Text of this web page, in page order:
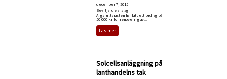
december 7, 2015
Beviljande anslag
Angshultsrasten har fått ett bidrag på
50 000 kr för renovering av...
Läs mer
Solcellsanläggning på
lanthandelns tak